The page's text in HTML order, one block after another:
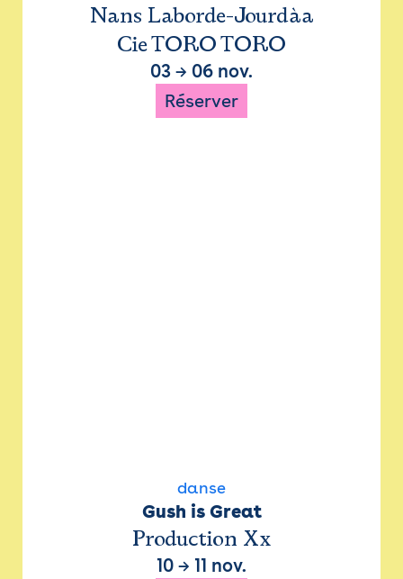
Nans Laborde-Jourdàa
Cie TORO TORO
03 → 06 nov.
Réserver
danse
Gush is Great
Production Xx
10 → 11 nov.